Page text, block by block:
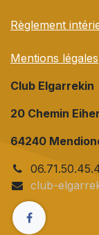
Règlement
Mentions légales
Club Elgarrekin
20 Chemin
64240
club-